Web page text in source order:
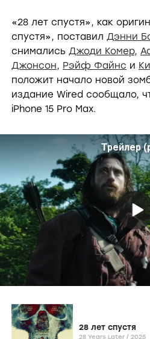
«28 лет спустя», как
спустя», поставил Дэнни
снимались Джоди Комер,
Джонсон, Рэйф Файнс и
положит начало новой
издание Wired сообщало,
iPhone 15 Pro Max.
Трейлер
28 лет спустя
28 Years Later / 2025